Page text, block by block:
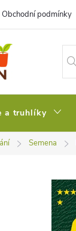
Obchodní podmínky
a truhlíky
Semena